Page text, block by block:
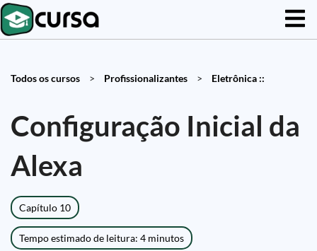
Todos os cursos > Profissionalizantes > Eletrônica ::
Configuração Inicial da
Alexa
Capítulo 10
Tempo estimado de leitura: 4 minutos